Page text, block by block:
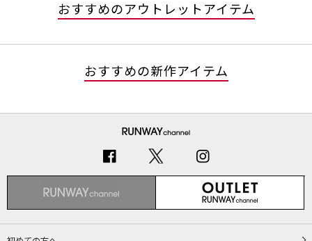
おすすめのアウトレットアイテム
おすすめの新作アイテム